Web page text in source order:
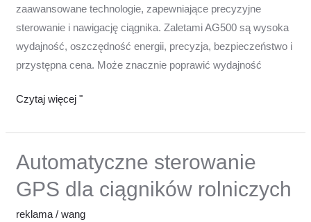
zaawansowane technologie, zapewniające precyzyjne
sterowanie i nawigację ciągnika. Zaletami AG500 są wysoka
wydajność, oszczędność energii, precyzja, bezpieczeństwo i
przystępna cena. Może znacznie poprawić wydajność
Czytaj więcej "
Automatyczne sterowanie
GPS dla ciągników rolniczych
reklama /wang
Automatyczne
GPS
dla